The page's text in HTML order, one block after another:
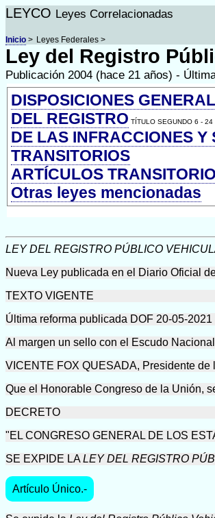
LEYCO Leyes Correlacionadas
Inicio > Leyes Federales >
Ley del Registro
Publicación 2004 (hace 21 años) -
DISPOSICIONES
DEL REGISTRO TÍTULO SEGUNDO 6 - 24
DE LAS INFRACCIONES Y
TRANSITORIOS
ARTÍCULOS
Otras leyes mencionadas
LEY DEL REGISTRO PÚBLICO
Nueva Ley publicada en el Diario Oficial
TEXTO VIGENTE
Última reforma publicada DOF 20-05-2021
Al margen un sello con el Escudo
VICENTE FOX QUESADA, Presidente
Que el Honorable Congreso de la Unión,
DECRETO
"EL CONGRESO GENERAL DE LOS
SE EXPIDE LALEY DEL REGISTRO
Artículo Único.-